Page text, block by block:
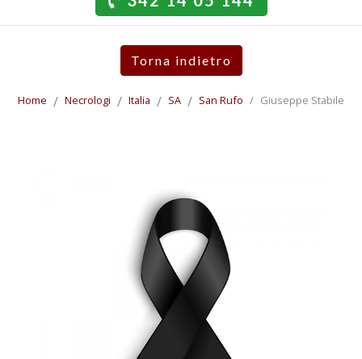
Torna indietro
Home Necrologi Italia SA San Rufo Giuseppe Stabile